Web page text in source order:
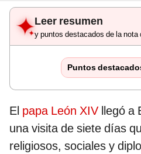
Leer resumen
y puntos destacados de la nota
Puntos
El papa León XIV llegó a
una visita de siete días
religiosos, sociales y